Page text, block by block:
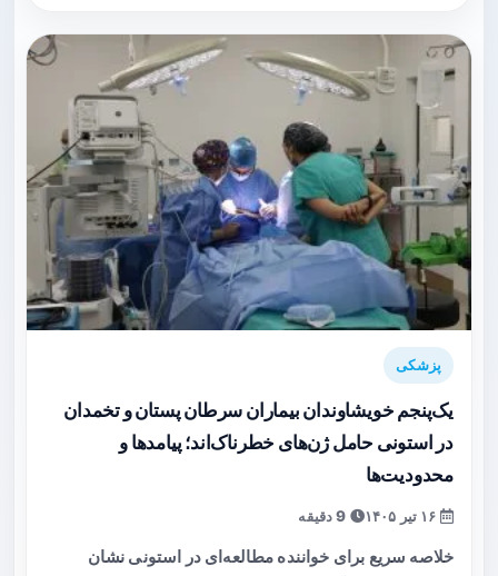
پزشکی
یک‌پنجم خویشاوندان بیماران سرطان پستان و تخمدان
در استونی حامل ژن‌های خطرناک‌اند؛ پیامدها و
محدودیت‌ها
خلاصه سریع برای خواننده مطالعه‌ای در استونی نشان